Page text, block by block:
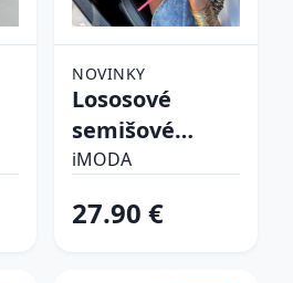
NOVINKY
Lososové
semišové
lodičky
iMODA
27.90 €